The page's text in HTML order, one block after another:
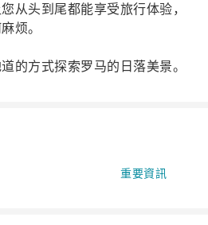
从头到尾都能享受旅行体验，
烦。
的方式探索罗马的日落美景。
重要資訊